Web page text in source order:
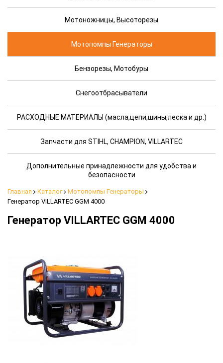
Мотоножницы, Высоторезы
Мотопомпы Генераторы
Бензорезы, Мотобуры
Снегоотбрасыватели
РАСХОДНЫЕ МАТЕРИАЛЫ (масла,цепи,шины,леска и др.)
Запчасти для STIHL, CHAMPION, VILLARTEC
Дополнительные принадлежности для удобства и
безопасности
Главная Каталог
Мотопомпы Генераторы
Генератор VILLARTEC GGM 4000
Генератор VILLARTEC GGM 4000